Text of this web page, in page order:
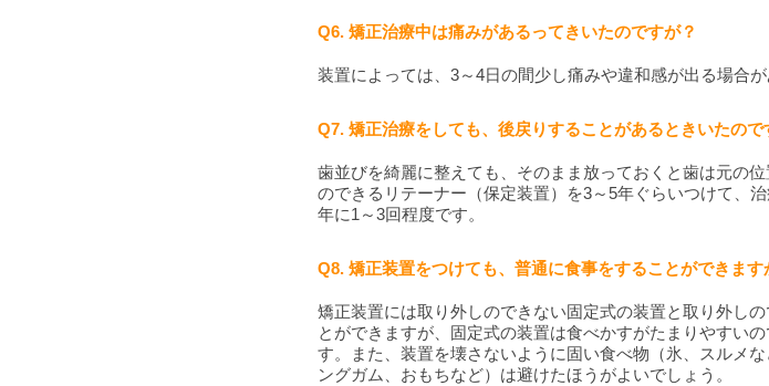
Q6. 矯正治療中は痛みがあるってきいたのですが？
装置によっては、3～4日の間少し痛みや違和感が出る場合
Q7. 矯正治療をしても、後戻りすることがあるときいたので
歯並びを綺麗に整えても、そのまま放っておくと歯は元の
のできるリテーナー（保定装置）を3～5年ぐらいつけて、
年に1～3回程度です。
Q8. 矯正装置をつけても、普通に食事をすることができます
矯正装置には取り外しのできない固定式の装置と取り外し
とができますが、固定式の装置は食べかすがたまりやすい
す。また、装置を壊さないように固い食べ物（氷、スルメ
ングガム、おもちなど）は避けたほうがよいでしょう。